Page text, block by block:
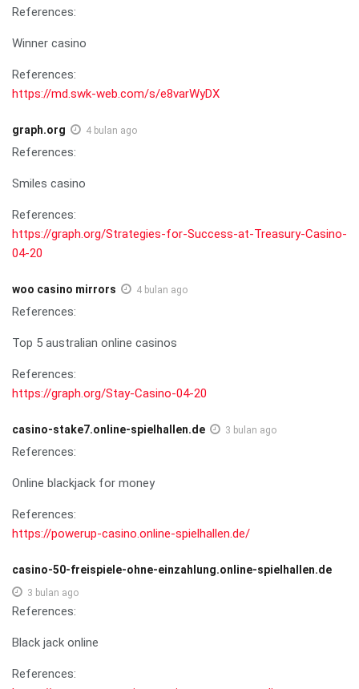
References:
Winner casino
References:
https://md.swk-web.com/s/e8varWyDX
graph.org 4 bulan ago
References:
Smiles casino
References:
https://graph.org/Strategies-for-Success-at-Treasury-Casino-
04-20
woo casino mirrors 4 bulan ago
References:
Top 5 australian online casinos
References:
https://graph.org/Stay-Casino-04-20
casino-stake7.online-spielhallen.de 3 bulan ago
References:
Online blackjack for money
References:
https://powerup-casino.online-spielhallen.de/
casino-50-freispiele-ohne-einzahlung.online-spielhallen.de
3 bulan ago
References:
Black jack online
References: